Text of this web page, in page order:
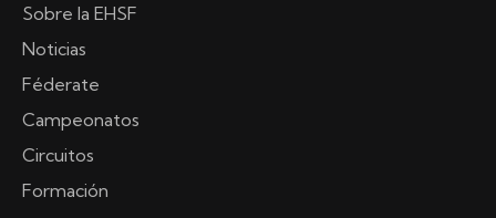
Sobre la EHSF
Noticias
Féderate
Campeonatos
Circuitos
Formación